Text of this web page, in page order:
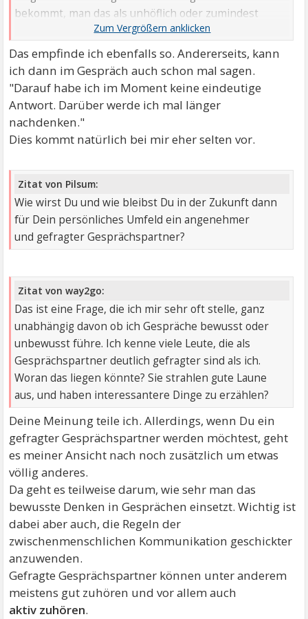
bekommt, man das als unhöflich oder zumindest
seltsam empfinden kann.
Das empfinde ich ebenfalls so. Andererseits, kann
ich dann im Gespräch auch schon mal sagen.
"Darauf habe ich im Moment keine eindeutige
Antwort. Darüber werde ich mal länger
nachdenken."
Dies kommt natürlich bei mir eher selten vor.
Zitat von Pilsum:
Wie wirst Du und wie bleibst Du in der Zukunft dann
für Dein persönliches Umfeld ein angenehmer
und gefragter Gesprächspartner?
Zitat von way2go:
Das ist eine Frage, die ich mir sehr oft stelle, ganz
unabhängig davon ob ich Gespräche bewusst oder
unbewusst führe. Ich kenne viele Leute, die als
Gesprächspartner deutlich gefragter sind als ich.
Woran das liegen könnte? Sie strahlen gute Laune
aus, und haben interessantere Dinge zu erzählen?
Deine Meinung teile ich. Allerdings, wenn Du ein
gefragter Gesprächspartner werden möchtest, geht
es meiner Ansicht nach noch zusätzlich um etwas
völlig anderes.
Da geht es teilweise darum, wie sehr man das
bewusste Denken in Gesprächen einsetzt. Wichtig ist
dabei aber auch, die Regeln der
zwischenmenschlichen Kommunikation geschickter
anzuwenden.
Gefragte Gesprächspartner können unter anderem
meistens gut zuhören und vor allem auch
aktiv zuhören.